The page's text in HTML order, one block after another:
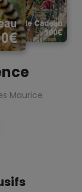
Maurice